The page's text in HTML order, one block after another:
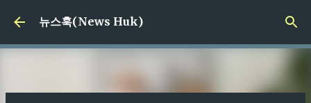
기본 콘텐츠로 건너뛰기
뉴스훅(News Huk)